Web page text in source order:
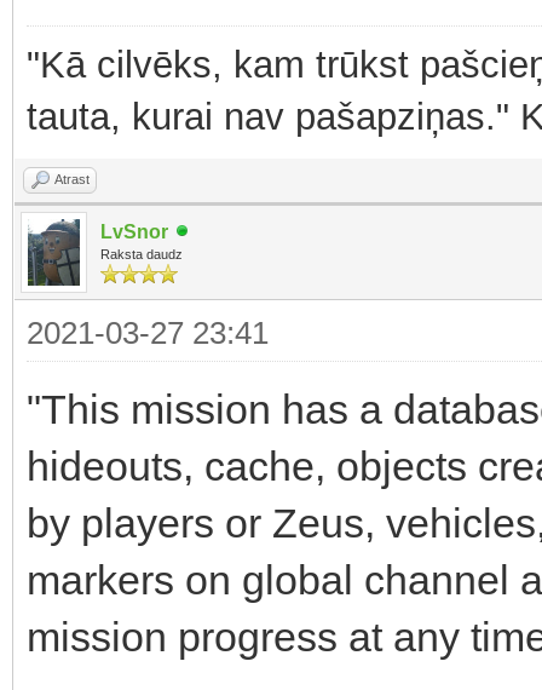
"Kā cilvēks, kam trūkst
tauta, kurai nav pašapziņas."
Atrast
LvSnor
Raksta daudz
2021-03-27 23:41
"This mission has a
hideouts, cache, objects
by players or Zeus,
markers on global channel
mission progress at any